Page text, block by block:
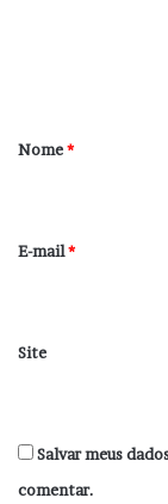
r
*
Nome*
E-mail*
Site
Salvar meus
comentar.